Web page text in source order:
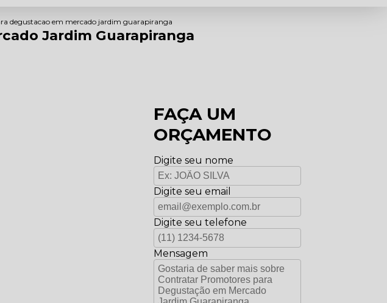
degustacao em mercado jardim guarapiranga
Jardim Guarapiranga
FAÇA UM
ORÇAMENTO
Digite seu nome
Digite seu email
Digite seu telefone
Mensagem